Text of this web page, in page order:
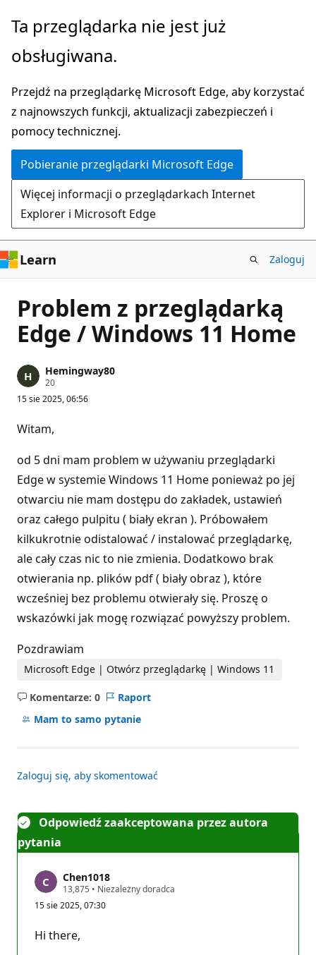
Przejdź
głównej
Ta przeglądarka nie jest już
obsługiwana.
Przejdź na przeglądarkę Microsoft Edge, aby korzystać
z najnowszych funkcji, aktualizacji zabezpieczeń i
pomocy technicznej.
Pobieranie przeglądarki Microsoft Edge
Więcej informacji o przeglądarkach Internet
Explorer i Microsoft Edge
Learn Zaloguj
Problem z przeglądarką
Edge / Windows 11 Home
Hemingway80
20P
n
e
p
u
a
j
15 sie 2025, 06:56
Witam,
od 5 dni mam problem w używaniu przeglądarki
Edge w systemie Windows 11 Home ponieważ po jej
otwarciu nie mam dostępu do zakładek, ustawień
oraz całego pulpitu ( biały ekran ). Próbowałem
kilkukrotnie odistalować / instalować przeglądarkę,
ale cały czas nic to nie zmienia. Dodatkowo brak
otwierania np. plików pdf ( biały obraz ), które
wcześniej bez problemu otwierały się. Proszę o
wskazówki jak mogę rozwiązać powyższy problem.
Pozdrawiam
Microsoft Edge | Otwórz przeglądarkę | Windows 11
Komentarze: 0
Brak
komentarzy
Raport
Mam to samo pytanie
Zaloguj się, aby skomentować
Odpowiedź zaakceptowana przez autora
pytania
Chen1018
13,875 P
n
• Niezależny doradca
15 sie 2025, 07:30
Hi there,